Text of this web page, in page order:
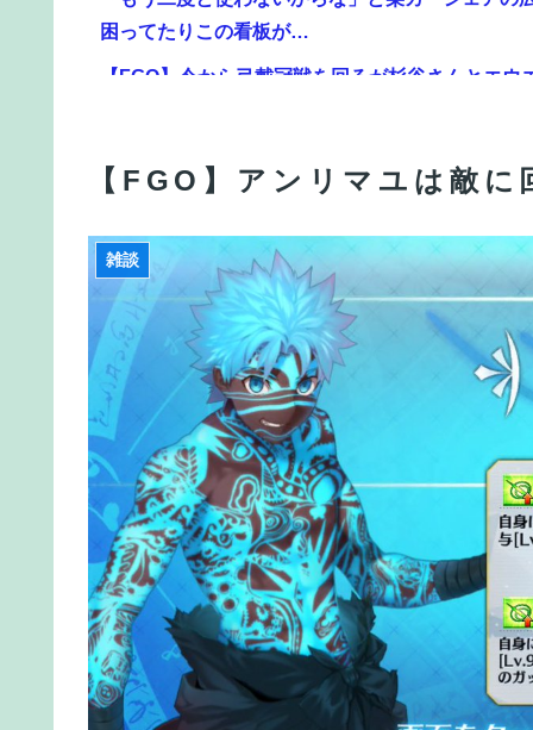
【FGO】今から弓戴冠戦を回るが杉谷さんとエウ
報ステの気象予報士さん、こういうのでいいんだ
【画像】フジテレビで水着JKｗｗｗｗｗｗｗｗｗ
【雑談】アニプレックスってFGO以外で稼げる
【FGO】神に愛された星1バッファー。アマデウ
【FGO】コミカライズ「英霊剣豪七番勝負」【
信!!
【FGO】アンリマユは敵
雑談